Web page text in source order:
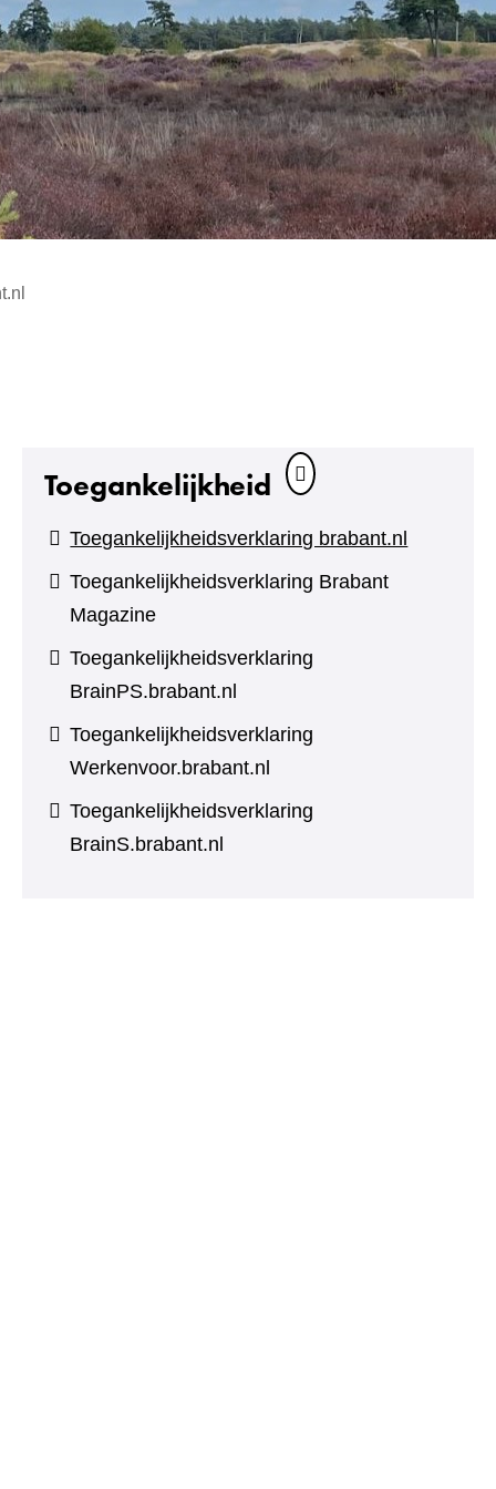
Toegankelijkheid
Toegankelijkheidsverklaring brabant.nl
Toegankelijkheidsverklaring Brabant
Magazine
Toegankelijkheidsverklaring
BrainPS.brabant.nl
Toegankelijkheidsverklaring
Werkenvoor.brabant.nl
Toegankelijkheidsverklaring
BrainS.brabant.nl